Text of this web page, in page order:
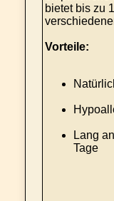
bietet bis zu
Vorteile:
Lang
Tage